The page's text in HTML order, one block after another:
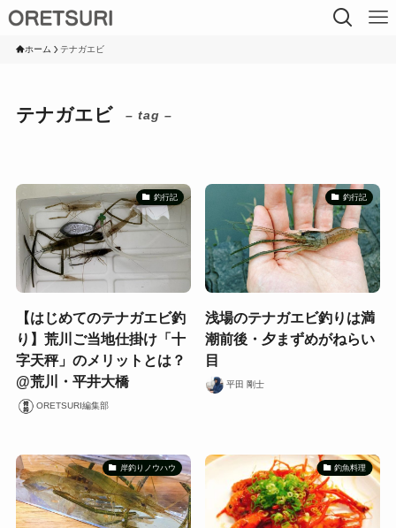
ホーム テナガエビ
テナガエビ – tag –
釣行記
【はじめてのテナガエビ釣
り】荒川ご当地仕掛け「十
字天秤」のメリットとは？
@荒川・平井大橋
ORETSURI編集部
釣行記
浅場のテナガエビ釣りは満
潮前後・夕まずめがねらい
目
平田 剛士
岸釣りノウハウ 釣魚料理